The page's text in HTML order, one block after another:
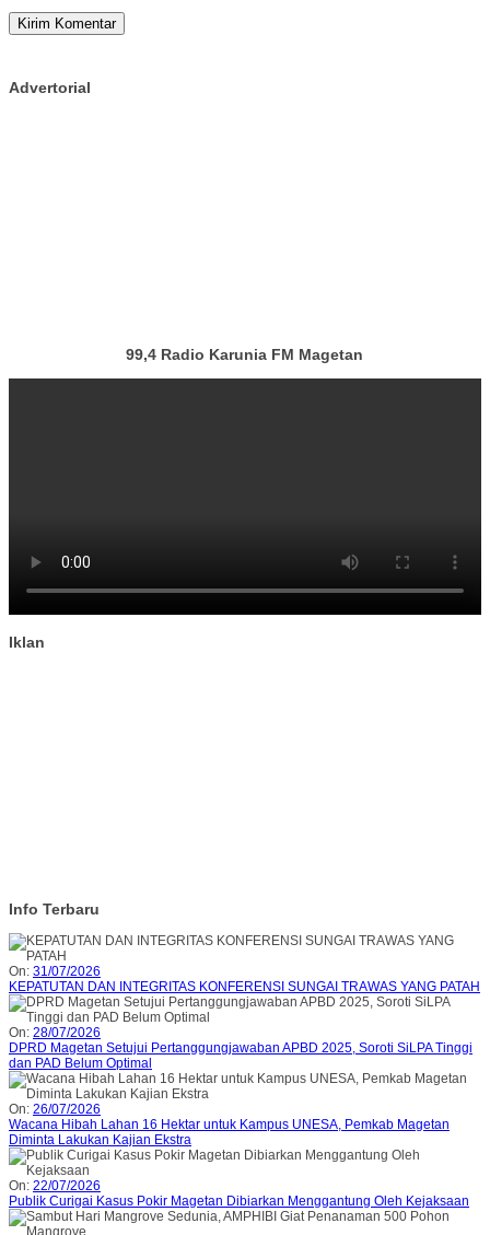
Advertorial
99,4 Radio Karunia FM Magetan
Iklan
Info Terbaru
On: 31/07/2026
KEPATUTAN DAN INTEGRITAS KONFERENSI SUNGAI TRAWAS YANG PATAH
On: 28/07/2026
DPRD Magetan Setujui Pertanggungjawaban APBD 2025, Soroti SiLPA Tinggi
dan PAD Belum Optimal
On: 26/07/2026
Wacana Hibah Lahan 16 Hektar untuk Kampus UNESA, Pemkab Magetan
Diminta Lakukan Kajian Ekstra
On: 22/07/2026
Publik Curigai Kasus Pokir Magetan Dibiarkan Menggantung Oleh Kejaksaan